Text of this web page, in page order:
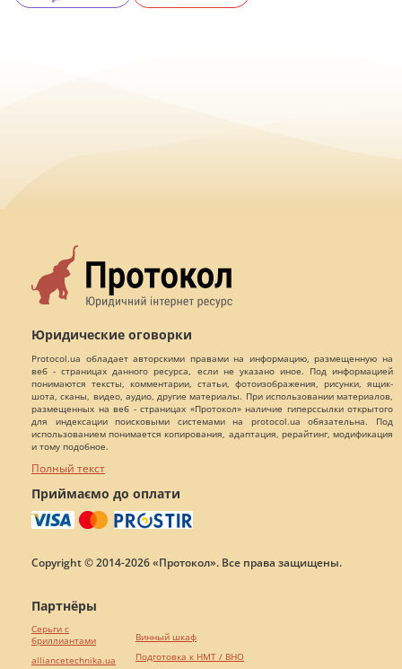
Юридические оговорки
Protocol.ua обладает авторскими правами на информацию, размещенную на
веб - страницах данного ресурса, если не указано иное. Под информацией
понимаются тексты, комментарии, статьи, фотоизображения, рисунки, ящик-
шота, сканы, видео, аудио, другие материалы. При использовании материалов,
размещенных на веб - страницах «Протокол» наличие гиперссылки открытого
для индексации поисковыми системами на protocol.ua обязательна. Под
использованием понимается копирования, адаптация, рерайтинг, модификация
и тому подобное.
Полный текст
Приймаємо до оплати
Copyright © 2014-2026 «Протокол». Все права защищены.
Партнёры
Серьги с
бриллиантами
alliancetechnika.ua
Винный шкаф
Подготовка к НМТ / ВНО